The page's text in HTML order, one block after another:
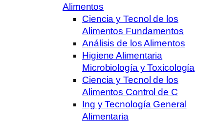
Alimentos
Ciencia y Tecnol de los
Alimentos Fundamentos
Análisis de los Alimentos
Higiene Alimentaria
Microbiología y Toxicología
Ciencia y Tecnol de los
Alimentos Control de C
Ing y Tecnología General
Alimentaria